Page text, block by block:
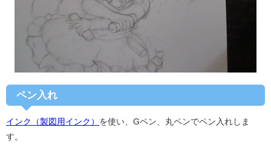
ペン入れ
インク（製図用インク） を使い、Gペン、丸ペンでペン入れしま
す。